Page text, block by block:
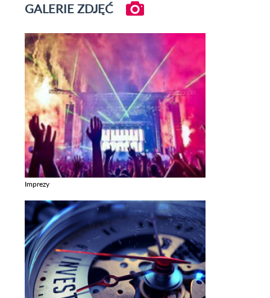
GALERIE ZDJĘĆ
Imprezy